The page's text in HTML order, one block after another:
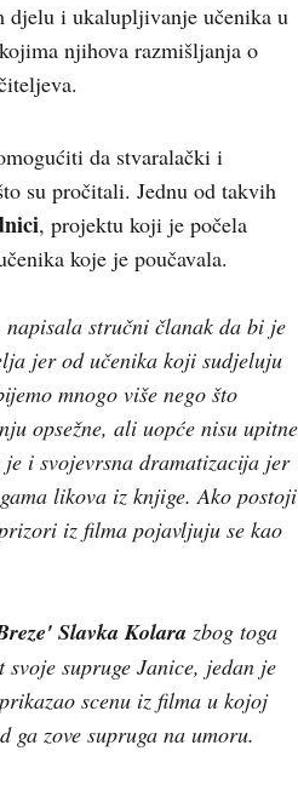
djelu i ukalupljivanje učenika u
njihova razmišljanja o
da stvaralački i
su pročitali. Jednu od takvih
, projektu koji je počela
koje je poučavala.
stručni članak da bi je
jer od učenika koji sudjeluju
mnogo više nego što
opsežne, ali uopće nisu upitne
i svojevrsna dramatizacija jer
likova iz knjige. Ako postoji
iz filma pojavljuju se kao
Slavka Kolara zbog toga
supruge Janice, jedan je
scenu iz filma u kojoj
ga zove supruga na umoru.